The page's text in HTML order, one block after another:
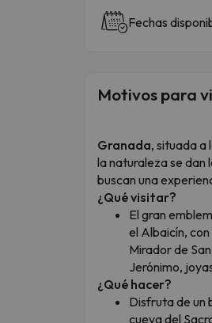
Fechas
Motivos para
Granada, situada a
la naturaleza se dan
buscan una
¿Qué visitar?
El gran
el Albaicín,
Mirador de
Jerónimo,
¿Qué hacer?
Disfruta de un
cueva del